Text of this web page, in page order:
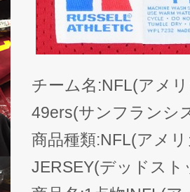
チーム名:NFL(アメ
49ers(サンフランシ
商品種類:NFL(アメ
JERSEY(デッドスト